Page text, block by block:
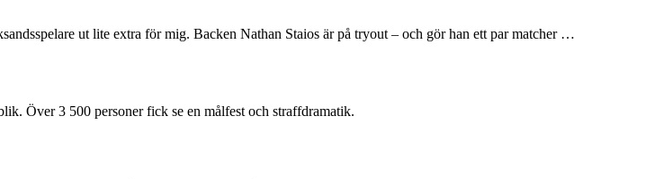
ut lite extra för mig. Backen Nathan Staios är på tryout – och gör han ett par matcher …
Över 3 500 personer fick se en målfest och straffdramatik.